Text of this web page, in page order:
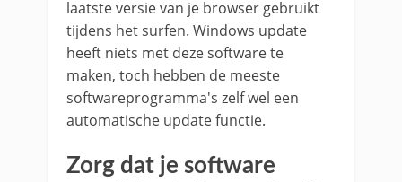
laatste versie van je browser gebruikt
tijdens het surfen. Windows update
heeft niets met deze software te
maken, toch hebben de meeste
softwareprogramma's zelf wel een
automatische update functie.
Zorg dat je software